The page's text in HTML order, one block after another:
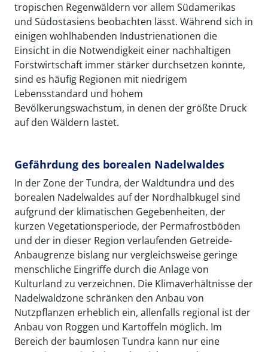
tropischen Regenwäldern vor allem Südamerikas
und Südostasiens beobachten lässt. Während sich in
einigen wohlhabenden Industrienationen die
Einsicht in die Notwendigkeit einer nachhaltigen
Forstwirtschaft immer stärker durchsetzen konnte,
sind es häufig Regionen mit niedrigem
Lebensstandard und hohem
Bevölkerungswachstum, in denen der größte Druck
auf den Wäldern lastet.
Gefährdung des borealen Nadelwaldes
In der Zone der Tundra, der Waldtundra und des
borealen Nadelwaldes auf der Nordhalbkugel sind
aufgrund der klimatischen Gegebenheiten, der
kurzen Vegetationsperiode, der Permafrostböden
und der in dieser Region verlaufenden Getreide-
Anbaugrenze bislang nur vergleichsweise geringe
menschliche Eingriffe durch die Anlage von
Kulturland zu verzeichnen. Die Klimaverhältnisse der
Nadelwaldzone schränken den Anbau von
Nutzpflanzen erheblich ein, allenfalls regional ist der
Anbau von Roggen und Kartoffeln möglich. Im
Bereich der baumlosen Tundra kann nur eine